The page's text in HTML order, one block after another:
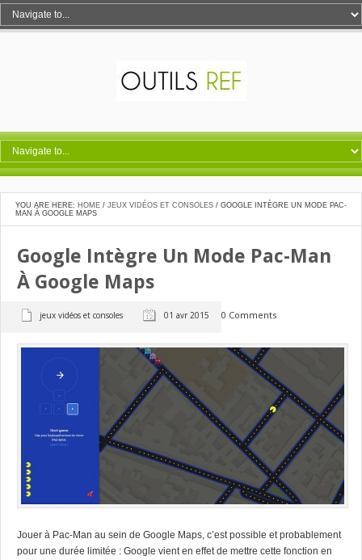
YOU ARE HERE: HOME / JEUX VIDÉOS ET CONSOLES / GOOGLE INTÈGRE UN MODE PAC-
MAN À GOOGLE MAPS
Google Intègre Un Mode Pac-Man
À Google Maps
jeux vidéos et consoles 01 avr 2015 0 Comments
Jouer à Pac-Man au sein de Google Maps, c’est possible et probablement
pour une durée limitée : Google vient en effet de mettre cette fonction en